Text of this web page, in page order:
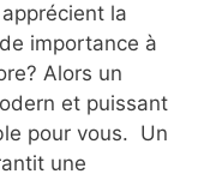
la
importance à
Alors un
et puissant
pour vous. Un
une